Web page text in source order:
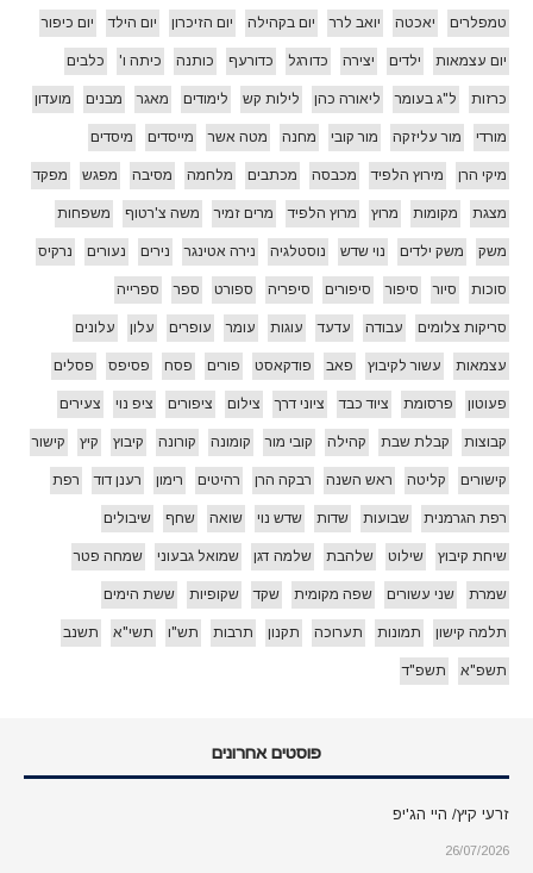
טמפלרים יאכטה יואב לרר יום בקהילה יום הזיכרון יום הילד יום כיפור
יום עצמאות ילדים יצירה כדורגל כדורעף כותנה כיתה ו' כלבים
כרזות ל"ג בעומר ליאורה כהן לילות קש לימודים מאגר מבנים מועדון
מורדי מור עליזקה מור קובי מחנה מטה אשר מייסדים מיסדים
מיקי הרן מירוץ הלפיד מכבסה מכתבים מלחמה מסיבה מפגש מפקד
מצגת מקומות מרוץ מרוץ הלפיד מרים זמיר משה צ'רטוף משפחות
משק משק ילדים נוי שדש נוסטלגיה נירה אטינגר נירים נעורים נרקיס
סוכות סיור סיפור סיפורים סיפריה ספורט ספר ספרייה
סריקות צלומים עבודה עדעד עוגות עומר עופרים עלון עלונים
עצמאות עשור לקיבוץ פאב פודקאסט פורים פסח פסיפס פסלים
פעוטון פרסומת ציוד כבד ציוני דרך צילום ציפורים ציפ נוי צעירים
קבוצות קבלת שבת קהילה קובי מור קומונה קורונה קיבוץ קיץ קישור
קישורים קליטה ראש השנה רבקה הרן רהיטים רימון רענן דוד רפת
רפת הגרמנית שבועות שדות שדש נוי שואה שחף שיבולים
שיחת קיבוץ שילוט שלהבת שלמה דגן שמואל גבעוני שמחה פטר
שמרת שני עשורים שפה מקומית שקד שקופיות ששת הימים
תלמה קישון תמונות תערוכה תקנון תרבות תש"ו תשי"א תשנב
תשפ"א תשפ"ד
פוסטים אחרונים
זרעי קיץ/ היי הג'יפ
26/07/2026